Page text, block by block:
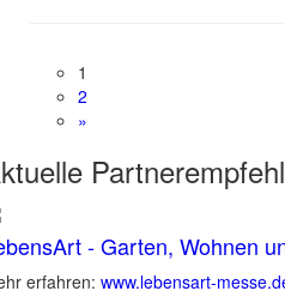
1
2
»
- Garten, Wohnen
erfahren: www.lebensart-